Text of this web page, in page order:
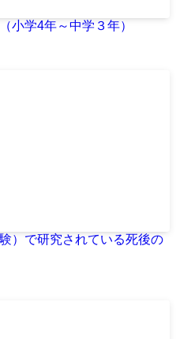
小学4年～中学３年）
）で研究されている死後の